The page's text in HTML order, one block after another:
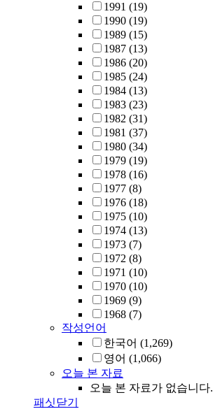
1991 (19)
1990 (19)
1989 (15)
1987 (13)
1986 (20)
1985 (24)
1984 (13)
1983 (23)
1982 (31)
1981 (37)
1980 (34)
1979 (19)
1978 (16)
1977 (8)
1976 (18)
1975 (10)
1974 (13)
1973 (7)
1972 (8)
1971 (10)
1970 (10)
1969 (9)
1968 (7)
작성언어
한국어 (1,269)
영어 (1,066)
오늘 본 자료
오늘 본 자료가 없습니다.
패싯닫기